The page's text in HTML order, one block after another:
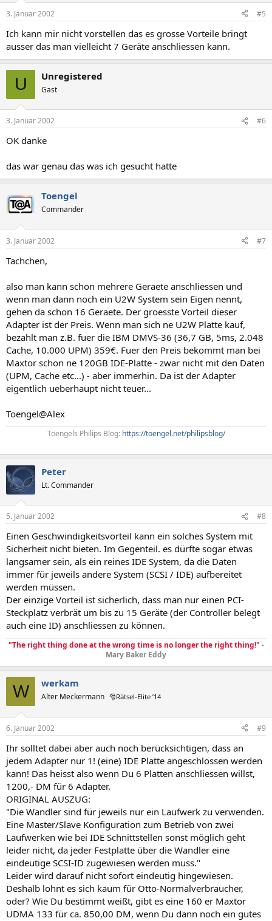
3. Januar 2002 #5
Ich kann mir nicht vorstellen das es grosse Vorteile bringt
ausser das man vielleicht 7 Geräte anschliessen kann.
U Unregistered
Gast
3. Januar 2002 #6
OK danke
das war genau das was ich gesucht hatte
Toengel
Commander
3. Januar 2002 #7
Tachchen,
also man kann schon mehrere Geraete anschliessen und
wenn man dann noch ein U2W System sein Eigen nennt,
gehen da schon 16 Geraete. Der groesste Vorteil dieser
Adapter ist der Preis. Wenn man sich ne U2W Platte kauf,
bezahlt man z.B. fuer die IBM DMVS-36 (36,7 GB, 5ms, 2.048
Cache, 10.000 UPM) 359€. Fuer den Preis bekommt man bei
Maxtor schon ne 120GB IDE-Platte - zwar nicht mit den Daten
(UPM, Cache etc...) - aber immerhin. Da ist der Adapter
eigentlich ueberhaupt nicht teuer...
Toengel@Alex
Toengels Philips Blog: https://toengel.net/philipsblog/
Peter
Lt. Commander
5. Januar 2002 #8
Einen Geschwindigkeitsvorteil kann ein solches System mit
Sicherheit nicht bieten. Im Gegenteil. es dürfte sogar etwas
langsamer sein, als ein reines IDE System, da die Daten
immer für jeweils andere System (SCSI / IDE) aufbereitet
werden müssen.
Der einzige Vorteil ist sicherlich, dass man nur einen PCI-
Steckplatz verbrät um bis zu 15 Geräte (der Controller belegt
auch eine ID) anschliessen zu können.
"The right thing done at the wrong time is no longer the right thing!" -
Mary Baker Eddy
W werkam
Alter Meckermann 🎅Rätsel-Elite ’14
6. Januar 2002 #9
Ihr solltet dabei aber auch noch berücksichtigen, dass an
jedem Adapter nur 1! (eine) IDE Platte angeschlossen werden
kann! Das heisst also wenn Du 6 Platten anschliessen willst,
1200,- DM für 6 Adapter.
ORIGINAL AUSZUG:
"Die Wandler sind für jeweils nur ein Laufwerk zu verwenden.
Eine Master/Slave Konfiguration zum Betrieb von zwei
Laufwerken wie bei IDE Schnittstellen sonst möglich geht
leider nicht, da jeder Festplatte über die Wandler eine
eindeutige SCSI-ID zugewiesen werden muss."
Leider wird darauf nicht sofort eindeutig hingewiesen.
Deshalb lohnt es sich kaum für Otto-Normalverbraucher,
oder? Wie Du bestimmt weißt, gibt es eine 160 er Maxtor
UDMA 133 für ca. 850,00 DM, wenn Du dann noch ein gutes